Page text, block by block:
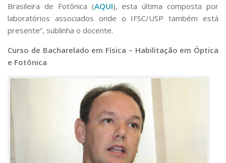
Brasileira de Fotônica (AQUI), esta última composta por
laboratórios associados onde o IFSC/USP também está
presente”, sublinha o docente.
Curso de Bacharelado em Física – Habilitação em Óptica
e Fotônica